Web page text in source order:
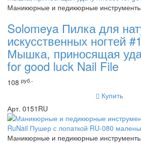
Маникюрные и педикюрные
Solomeya Пилка для
искусственных ногтей
Мышка, приносящая
for good luck Nail File
108 руб.-
Купить
Арт. 0151RU
Маникюрные и педикюрные